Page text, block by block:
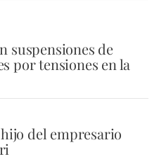
suspensiones de
por tensiones en la
hijo del empresario